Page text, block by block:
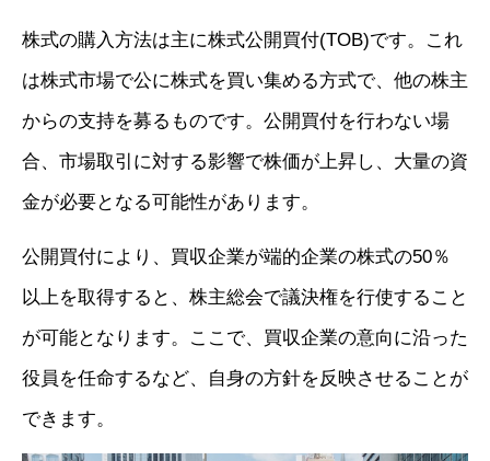
株式の購入方法は主に株式公開買付(TOB)です。これ
は株式市場で公に株式を買い集める方式で、他の株主
からの支持を募るものです。公開買付を行わない場
合、市場取引に対する影響で株価が上昇し、大量の資
金が必要となる可能性があります。
公開買付により、買収企業が端的企業の株式の50％
以上を取得すると、株主総会で議決権を行使すること
が可能となります。ここで、買収企業の意向に沿った
役員を任命するなど、自身の方針を反映させることが
できます。